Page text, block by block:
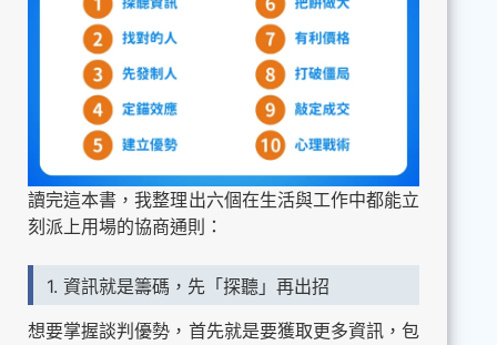
讀完這本書，我整理出六個在生活與工作中都能立
刻派上用場的協商通則：
1. 資訊就是籌碼，先「探聽」再出招
想要掌握談判優勢，首先就是要獲取更多資訊，包